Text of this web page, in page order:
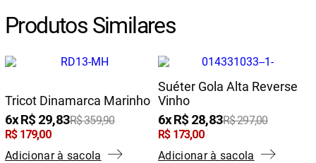
Produtos Similares
Tricot Dinamarca Marinho
6 R$ 29,83R$359,90
R$ 179,00
Adicionar à sacola
Suéter Gola Alta Reverse
Vinho
6 R$ 28,83R$297,00
R$ 173,00
Adicionar à sacola